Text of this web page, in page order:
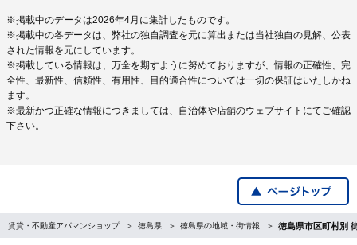
※掲載中のデータは2026年4月に集計したものです。
※掲載中の各データは、弊社の独自調査を元に算出または当社独自の見解、公表
された情報を元にしています。
※掲載している情報は、万全を期すように努めておりますが、情報の正確性、完
全性、最新性、信頼性、有用性、目的適合性については一切の保証はいたしかね
ます。
※最新かつ正確な情報につきましては、自治体や店舗のウェブサイトにてご確認
下さい。
賃貸・不動産アパマンショップ 徳島県 徳島県の地域・街情報 徳島県市区町村別